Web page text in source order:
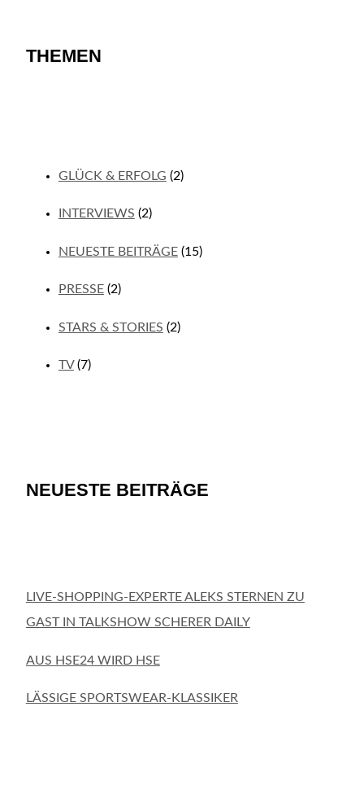
THEMEN
GLÜCK & ERFOLG (2)
INTERVIEWS (2)
NEUESTE BEITRÄGE(15)
PRESSE(2)
STARS & STORIES (2)
TV(7)
NEUESTE BEITRÄGE
LIVE-SHOPPING-EXPERTE ALEKS STERNEN ZU
GAST IN TALKSHOW SCHERER DAILY
AUS HSE24 WIRD HSE
LÄSSIGE SPORTSWEAR-KLASSIKER